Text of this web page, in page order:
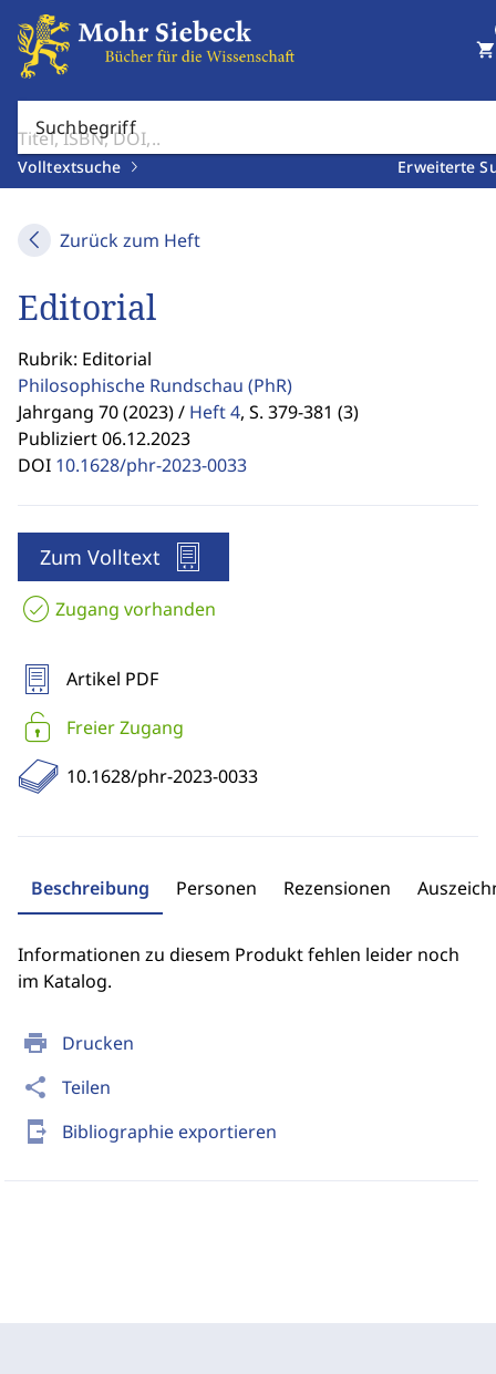
Suchbegriff
Volltextsuche Erweiterte
shopping_cart
Zurück zum Heft
print Drucken
share Teilen
send_to_mobile Bibliographie exportieren
Editorial
Rubrik: Editorial
Philosophische Rundschau (PhR)
Jahrgang 70 (2023) / Heft 4, S. 379-381 (3)
Publiziert 06.12.2023
DOI 10.1628/phr-2023-0033
Zum Volltext
Zugang vorhanden
Artikel PDF
Freier Zugang
10.1628/phr-2023-0033
Beschreibung Personen Rezensionen
Informationen zu diesem Produkt fehlen leider noch
im Katalog.